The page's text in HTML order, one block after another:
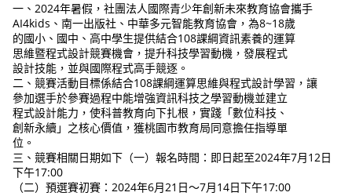
一、2024年暑假，社團法人國際青少年創新未來教育協會攜手
AI4kids、南一出版社、中華多元智能教育協會，為8~18歲
的國小、國中、高中學生提供結合108課綱資訊素養的運算
思維暨程式設計競賽機會，提升科技學習動機，發展程式
設計技能，並與國際程式高手競逐。
二、競賽活動目標係結合108課綱運算思維與程式設計學習，讓
參加選手於參賽過程中能增強資訊科技之學習動機並建立
程式設計能力，使科普教育向下扎根，實踐「數位科技、
創新永續」之核心價值，獲桃園市教育局同意擔任指導單
位。
三、競賽相關日期如下（一）報名時間：即日起至2024年7月12日
下午17:00
（二）預選賽初賽：2024年6月21日～7月14日下午17:00